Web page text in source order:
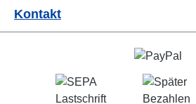
Kontakt